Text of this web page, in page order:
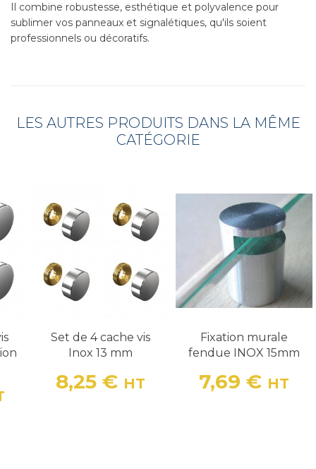
Il combine robustesse, esthétique et polyvalence pour
sublimer vos panneaux et signalétiques, qu'ils soient
professionnels ou décoratifs.
LES AUTRES PRODUITS DANS LA MÊME
CATÉGORIE
Set de 4 cache vis
Inox 13 mm
Prix
8,25 € HT
Fixation murale
fendue INOX 15mm
Prix
7,69 € HT